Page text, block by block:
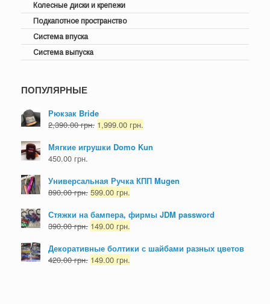
Колесные диски и крепежи
Подкапотное пространство
Система впуска
Система выпуска
ПОПУЛЯРНЫЕ
Рюкзак Bride
2,390.00грн. 1,999.00 грн.
Мягкие игрушки Domo Kun
450.00 грн.
Универсальная Ручка КПП Mugen
890.00грн. 599.00 грн.
Стяжки на бампера, фирмы JDM password
390.00грн. 149.00 грн.
Декоративные болтики с шайбами разных цветов
420.00грн. 149.00 грн.